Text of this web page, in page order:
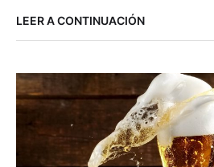
LEER A CONTINUACIÓN